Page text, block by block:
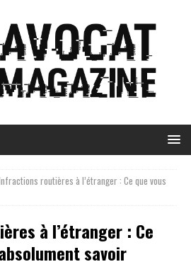
routières à l’étranger : Ce que vous
à l’étranger : Ce
savoir